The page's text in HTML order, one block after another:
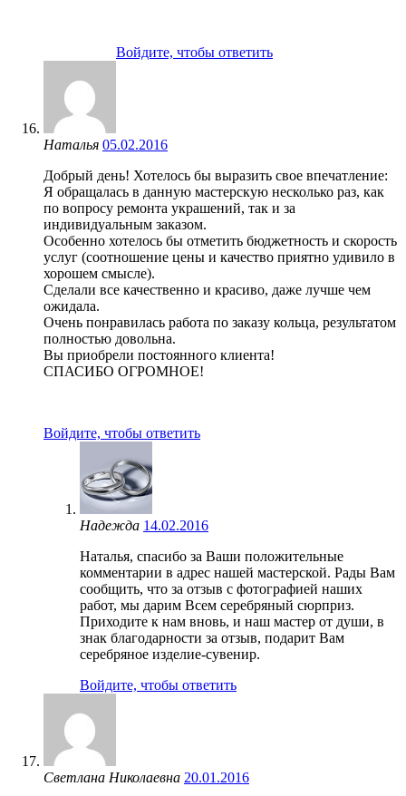
Войдите, чтобы ответить
Наталья 05.02.2016
Добрый день! Хотелось бы выразить свое впечатление:
Я обращалась в данную мастерскую несколько раз, как
по вопросу ремонта украшений, так и за
индивидуальным заказом.
Особенно хотелось бы отметить бюджетность и скорость
услуг (соотношение цены и качество приятно удивило в
хорошем смысле).
Сделали все качественно и красиво, даже лучше чем
ожидала.
Очень понравилась работа по заказу кольца, результатом
полностью довольна.
Вы приобрели постоянного клиента!
СПАСИБО ОГРОМНОЕ!
Войдите, чтобы ответить
Надежда 14.02.2016
Наталья, спасибо за Ваши положительные
комментарии в адрес нашей мастерской. Рады Вам
сообщить, что за отзыв с фотографией наших
работ, мы дарим Всем серебряный сюрприз.
Приходите к нам вновь, и наш мастер от души, в
знак благодарности за отзыв, подарит Вам
серебряное изделие-сувенир.
Войдите, чтобы ответить
Светлана Николаевна 20.01.2016